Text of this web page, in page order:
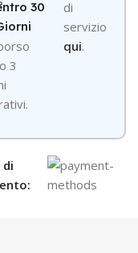
30
3
di
servizio
qui.